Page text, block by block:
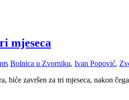
mjeseca
Bolnica u Zvorniku, Ivan Popović,
završen za tri mjeseca, nakon